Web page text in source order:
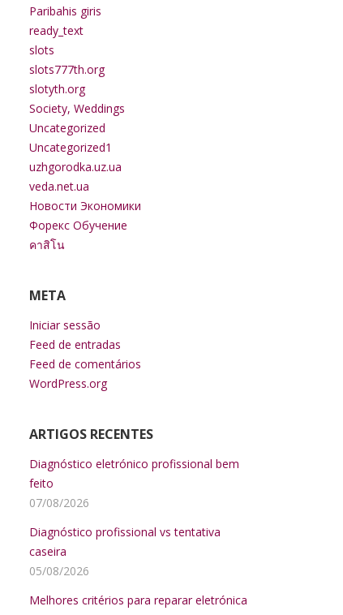
Paribahis giris
ready_text
slots
slots777th.org
slotyth.org
Society, Weddings
Uncategorized
Uncategorized1
uzhgorodka.uz.ua
veda.net.ua
Новости Экономики
Форекс Обучение
คาสิโน
META
Iniciar sessão
Feed de entradas
Feed de comentários
WordPress.org
ARTIGOS RECENTES
Diagnóstico eletrónico profissional bem
feito
07/08/2026
Diagnóstico profissional vs tentativa
caseira
05/08/2026
Melhores critérios para reparar eletrónica